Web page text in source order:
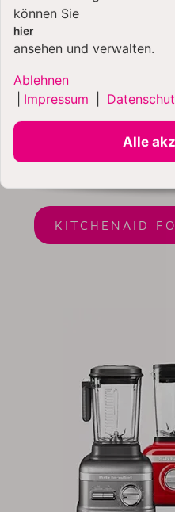
Food
KITCHENAID
können Sie
hier
ansehen und verwalten.
Ablehnen
Impressum
Alle